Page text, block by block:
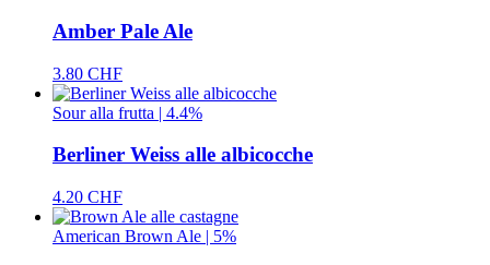
Amber Pale Ale
3.80 CHF
Sour alla frutta | 4.4%
Berliner Weiss alle albicocche
4.20 CHF
American Brown Ale | 5%